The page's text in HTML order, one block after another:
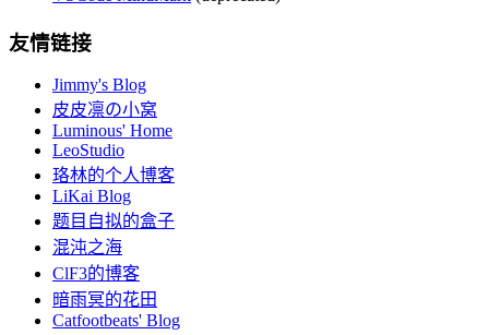
友情链接
Jimmy's Blog
皮皮凛の小窝
Luminous' Home
LeoStudio
珞林的个人博客
LiKai Blog
题目自拟的盒子
混沌之海
ClF3的博客
暗雨冥的花田
Catfootbeats' Blog